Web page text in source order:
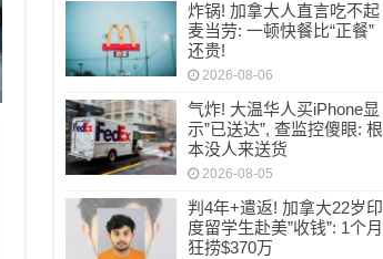
炸锅! 加拿大人直言吃不起
麦当劳: 一顿快餐比“正餐”
还贵!
2026-08-06
气炸! 大温华人买iPhone显
示”已送达”, 查监控傻眼: 根
本没人来送货
2026-08-05
判4年+遣返! 加拿大22岁印
度留学生赴美”收钱”: 1个月
狂捞$370万